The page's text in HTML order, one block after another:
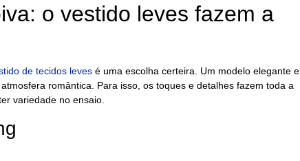
o vestido leves fazem a
de tecidos leves é uma escolha certeira. Um modelo elegante e
romântica. Para isso, os toques e detalhes fazem toda a
variedade no ensaio.